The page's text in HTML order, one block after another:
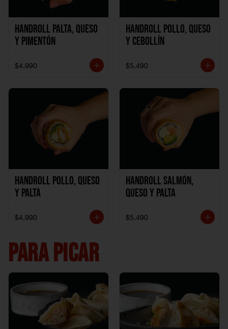
Handroll Palta, Queso
y Pimentón
$4.990
Handroll Pollo, Queso
y Cebollín
$5.490
Handroll Pollo, Queso
y Palta
$4.990
Handroll Salmón,
Queso y Palta
$5.490
PARA PICAR